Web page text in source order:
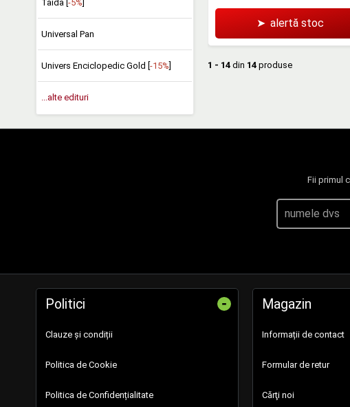
Taida [ -5%
Universal Pan
Univers Enciclopedic Gold [ -15%
...alte edituri
➤ alertă stoc
1 - 14 din 14 produse
Fii primul
Politici -
Clauze și condiții
Politica de Cookie
Politica de Confidențialitate
Magazin
Informații de contact
Formular de retur
Cărţi noi